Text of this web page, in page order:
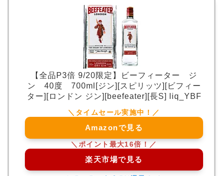
【全品P3倍 9/20限定】ビーフィーター ジ
ン 40度 700ml[ジン][スピリッツ][ビフィー
ター][ロンドン ジン][beefeater][長S] liq_YBF
Amazonで見る
楽天市場で見る